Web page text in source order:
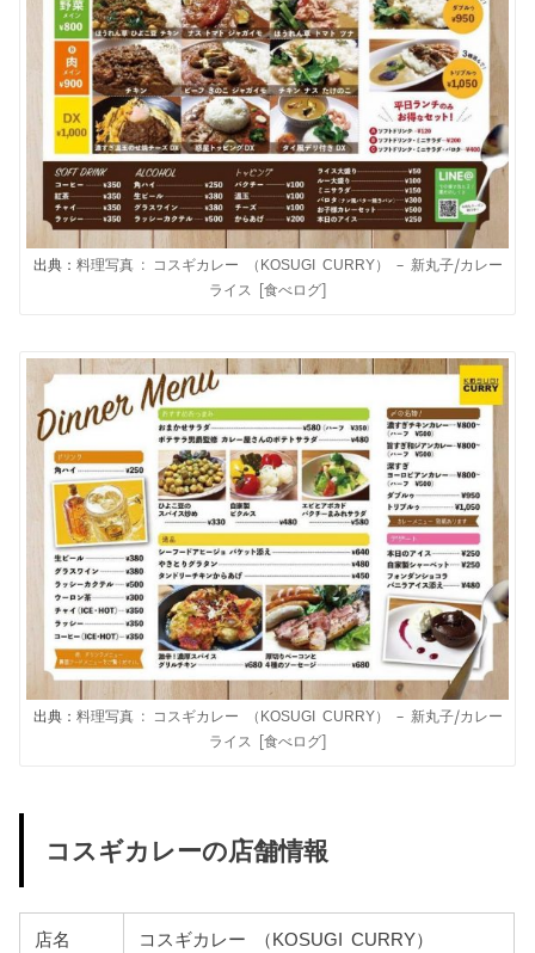
出典： 料理写真 : コスギカレー （KOSUGI CURRY） – 新丸子/カレー
ライス [食べログ]
出典： 料理写真 : コスギカレー （KOSUGI CURRY） – 新丸子/カレー
ライス [食べログ]
コスギカレーの店舗情報
店名 コスギカレー （KOSUGI CURRY）